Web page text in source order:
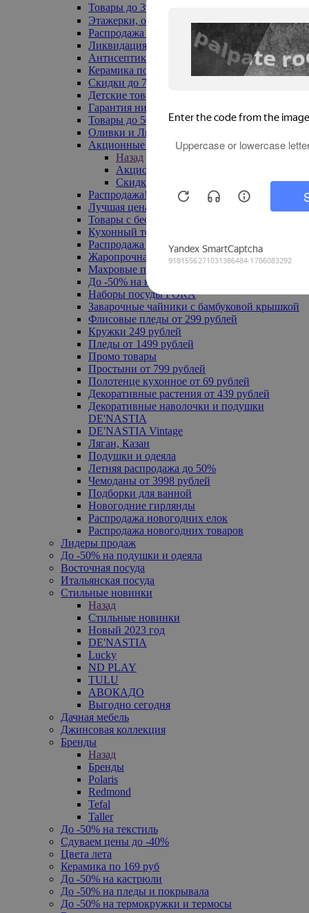
Товары до 399₽
Этажерки, обувницы
Распродажа текстиля до -50%
Ликвидация до -70%
Антисептики
Керамика по 129 руб
Скидки до 70%
Детские товары
Гарантия низкой цены
Товары до 500 руб
Оливки и Лимоны
Акционные товары
Назад
Акционные товары
Скидка 20% по промокоду
Распродажа! Ульяновск до -70%
Лучшая цена
Товары с бесплатной доставкой
Кухонный текстиль
Распродажа до -50%
Жаропрочная посуда
Махровые полотенца
До -50% на ковры
Наборы посуды FORA
Заварочные чайники с бамбуковой крышкой
Флисовые пледы от 299 рублей
Кружки 249 рублей
Пледы от 1499 рублей
Промо товары
Простыни от 799 рублей
Полотенце кухонное от 69 рублей
Декоративные растения от 439 рублей
Декоративные наволочки и подушки
DE'NASTIA
DE'NASTIA Vintage
Ляган, Казан
Подушки и одеяла
Летняя распродажа до 50%
Чемоданы от 3998 рублей
Подборки для ванной
Новогодние гирлянды
Распродажа новогодних елок
Распродажа новогодних товаров
Лидеры продаж
До -50% на подушки и одеяла
Восточная посуда
Итальянская посуда
Стильные новинки
Назад
Стильные новинки
Новый 2023 год
DE'NASTIA
Lucky
ND PLAY
TULU
АВОКАДО
Выгодно сегодня
Дачная мебель
Джинсовая коллекция
Бренды
Назад
Бренды
Polaris
Redmond
Tefal
Taller
До -50% на текстиль
Сдуваем цены до -40%
Цвета лета
Керамика по 169 руб
До -50% на кастрюли
До -50% на пледы и покрывала
До -50% на термокружки и термосы